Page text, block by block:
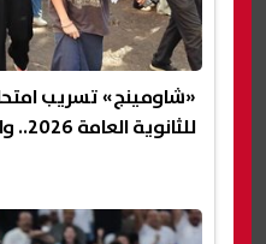
«شاومينج» تسريب
للثانوية العامة 2026.. والتعليم ترد